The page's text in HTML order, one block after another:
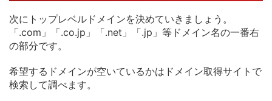
次にトップレベルドメインを決めていきましょう。
「.com」「.co.jp」「.net」「.jp」等ドメイン名の一番右
の部分です。
希望するドメインが空いているかはドメイン取得サイトで
検索して調べます。